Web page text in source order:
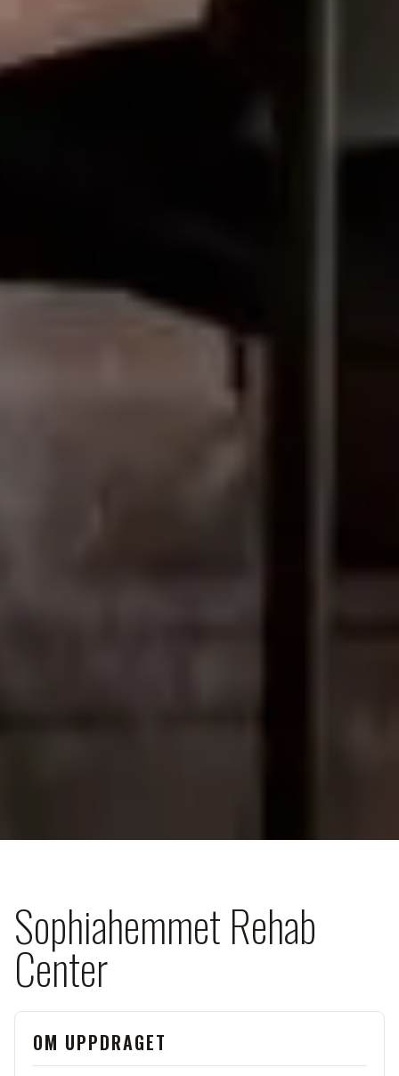
Sophiahemmet Rehab
Center
OM UPPDRAGET